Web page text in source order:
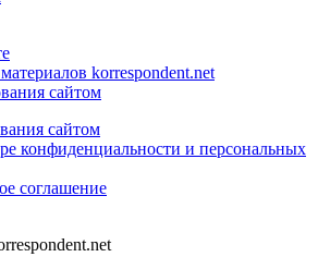
korrespondent.net
сайтом
сайтом
конфиденциальности и персональных
соглашение